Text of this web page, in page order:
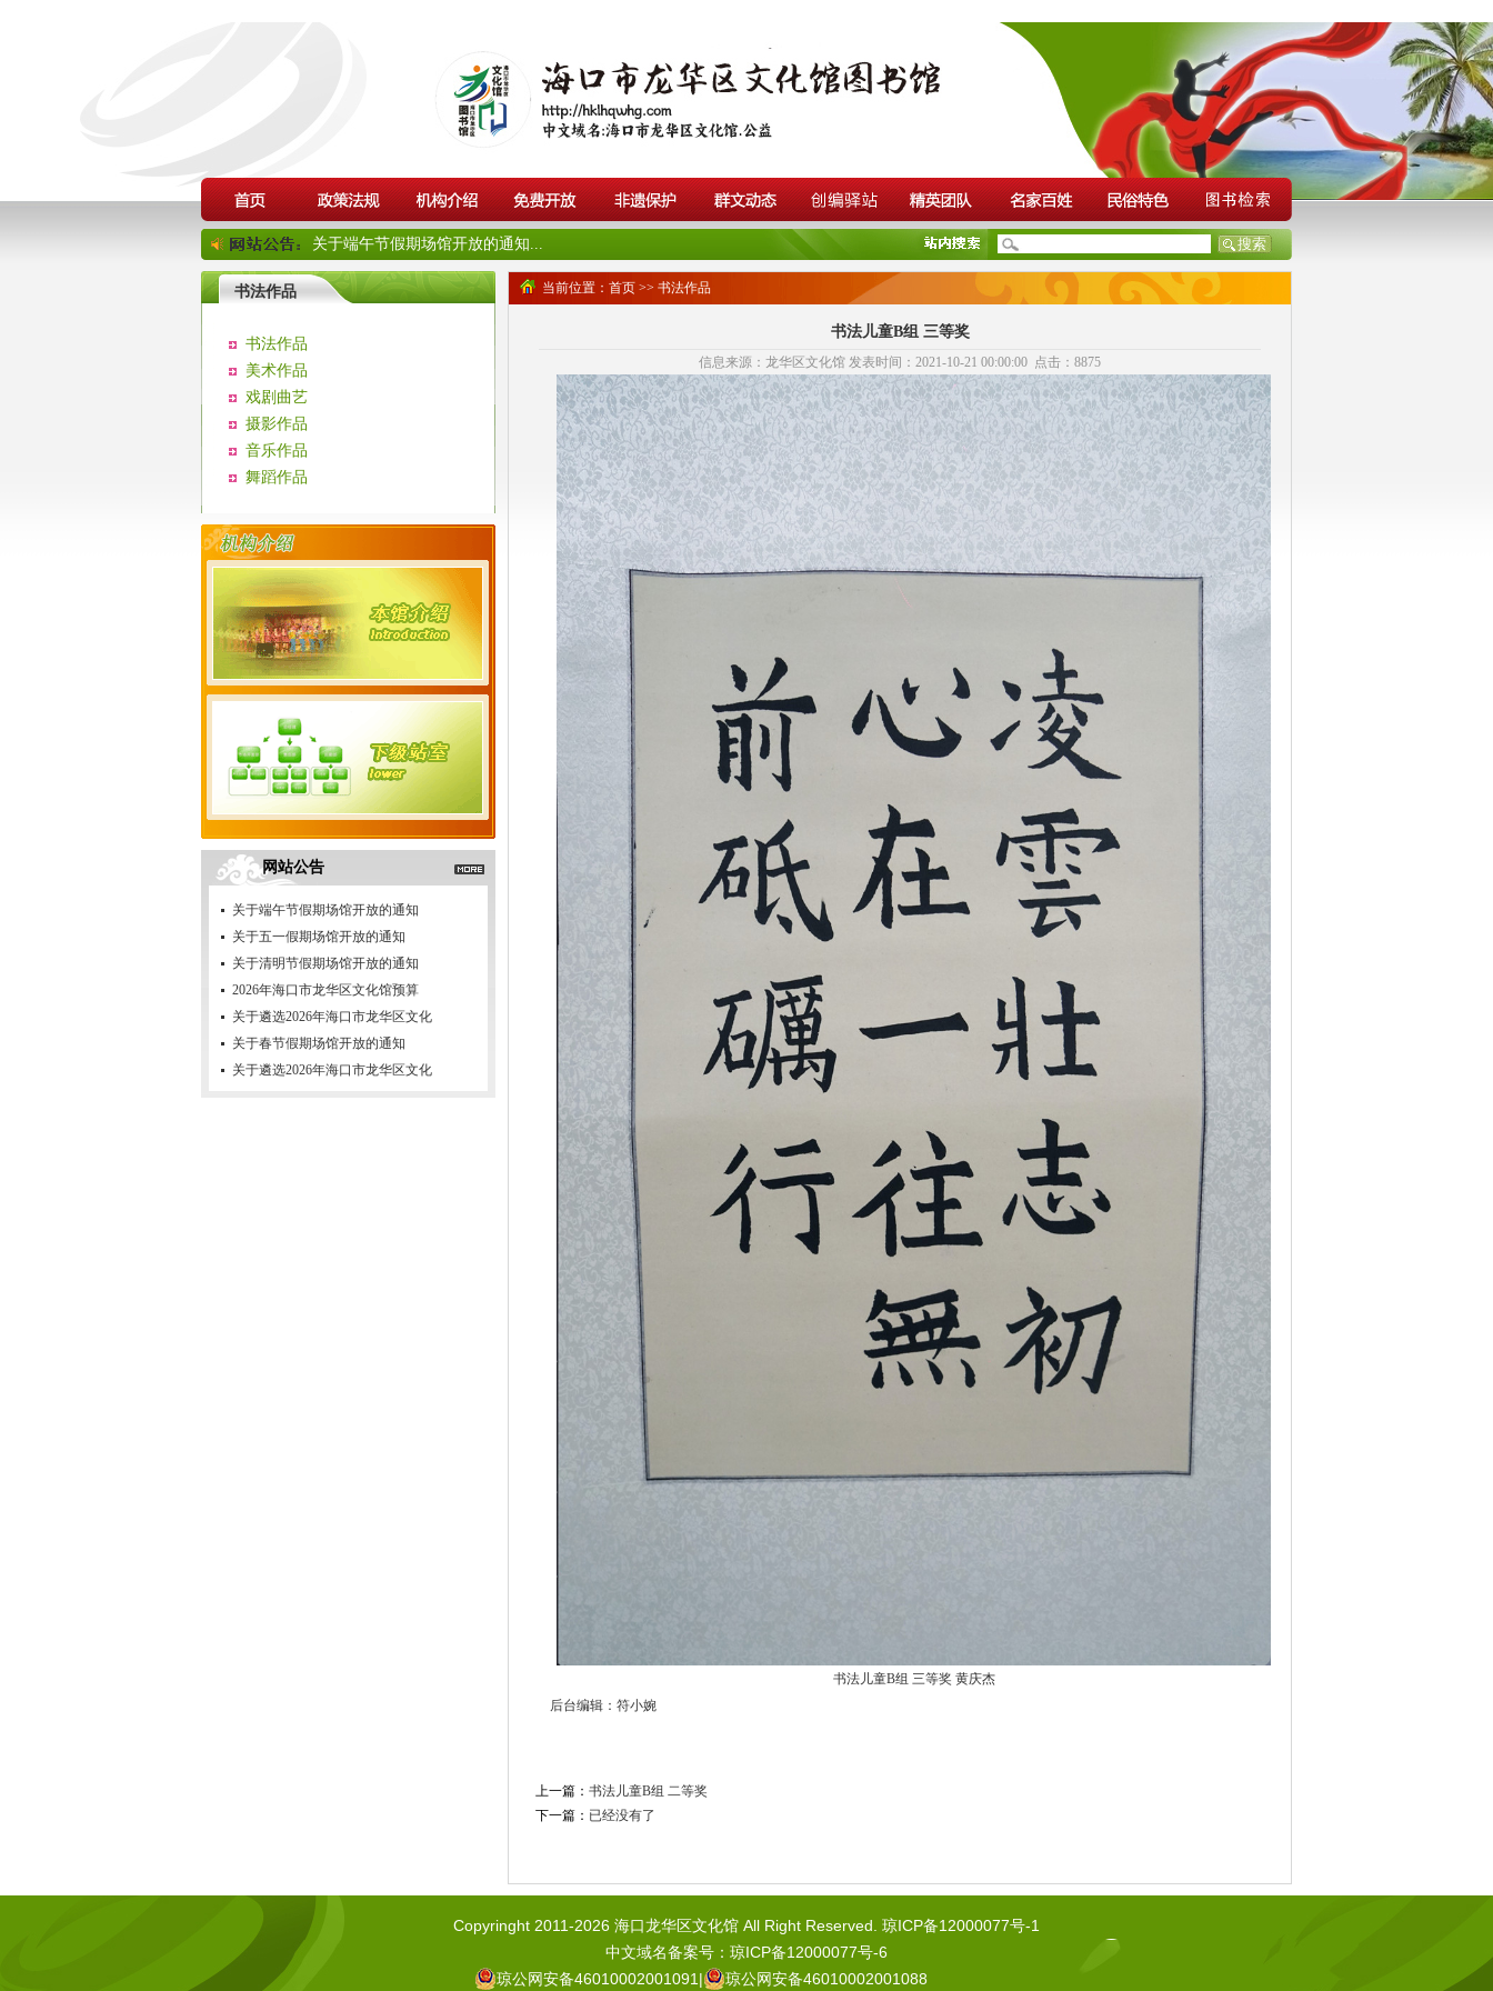
关于端午节假期场馆开放的通知...
书法作品
书法作品
美术作品
戏剧曲艺
摄影作品
音乐作品
舞蹈作品
网站公告
关于端午节假期场馆开放的通知
关于五一假期场馆开放的通知
关于清明节假期场馆开放的通知
2026年海口市龙华区文化馆预算
关于遴选2026年海口市龙华区文化
关于春节假期场馆开放的通知
关于遴选2026年海口市龙华区文化
当前位置： 首页 >> 书法作品
书法儿童B组 三等奖
信息来源：龙华区文化馆 发表时间：2021-10-21 00:00:00 点击：8875
书法儿童B组 三等奖 黄庆杰
后台编辑：符小婉
上一篇： 书法儿童B组 二等奖
下一篇： 已经没有了
Copyringht 2011-2026 海口龙华区文化馆 All Right Reserved. 琼ICP备12000077号-1
中文域名备案号：琼ICP备12000077号-6
琼公网安备46010002001091 | 琼公网安备46010002001088